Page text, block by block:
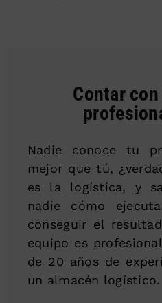
Contar
Nadie conoce tu
mejor que tú,
es la logística, y
nadie cómo
conseguir el
equipo es
de 20 años de
un almacén logístico.